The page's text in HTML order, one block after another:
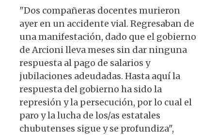
"Dos compañeras docentes murieron
ayer en un accidente vial. Regresaban de
una manifestación, dado que el gobierno
de Arcioni lleva meses sin dar ninguna
respuesta al pago de salarios y
jubilaciones adeudadas. Hasta aquí la
respuesta del gobierno ha sido la
represión y la persecución, por lo cual el
paro y la lucha de los/as estatales
chubutenses sigue y se profundiza",